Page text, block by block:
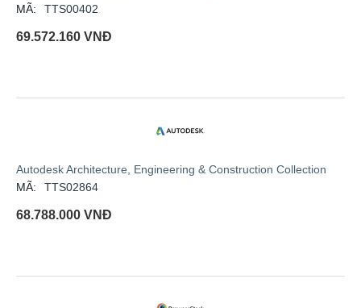
MÃ:
TTS00402
69.572.160 VNĐ
Autodesk Architecture, Engineering & Construction Collection
MÃ:
TTS02864
68.788.000 VNĐ